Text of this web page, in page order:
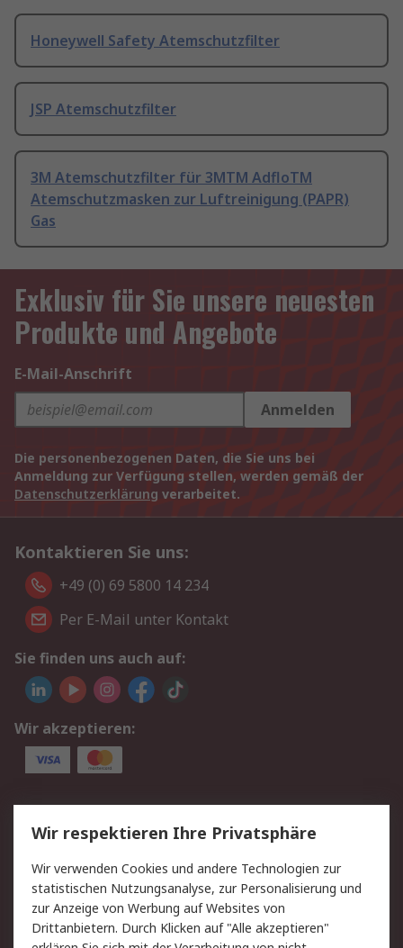
Honeywell Safety Atemschutzfilter
JSP Atemschutzfilter
3M Atemschutzfilter für 3MTM AdfloTM
Atemschutzmasken zur Luftreinigung (PAPR)
Gas
Exklusiv für Sie unsere neuesten
Produkte und Angebote
E-Mail-Anschrift
Anmelden
Die personenbezogenen Daten, die Sie uns bei
Anmeldung zur Verfügung stellen, werden gemäß der
Datenschutzerklärung verarbeitet.
Kontaktieren Sie uns:
+49 (0) 69 5800 14 234
Per E-Mail unter Kontakt
Sie finden uns auch auf:
Wir akzeptieren:
Service
Value Added Services
Lieferlösungen
Rücksendungen
Kontakt
Hilfe
Privatkunden
Rechtliches
Wir respektieren Ihre Privatsphäre
Wir verwenden Cookies und andere Technologien zur
statistischen Nutzungsanalyse, zur Personalisierung und
zur Anzeige von Werbung auf Websites von
Drittanbietern. Durch Klicken auf "Alle akzeptieren"